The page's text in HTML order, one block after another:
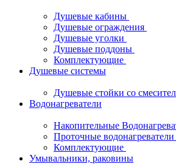
Душевые кабины
Душевые ограждения
Душевые уголки
Душевые поддоны
Комплектующие
Душевые системы
Душевые стойки со
Водонагреватели
Накопительные
Проточные водонагреватели
Комплектующие
Умывальники, раковины